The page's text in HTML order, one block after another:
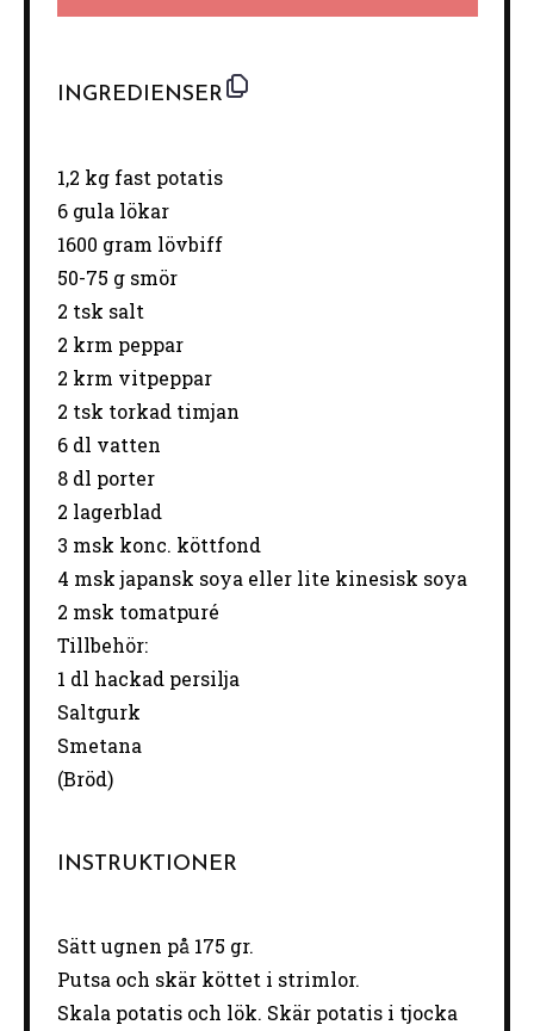
INGREDIENSER
1,2 kg fast potatis
6gula lökar
1600 gram lövbiff
50-75 g smör
2 tsk salt
2 krm peppar
2 krm vitpeppar
2 tsk torkad timjan
6dl vatten
8dl porter
2 lagerblad
3 msk konc. köttfond
4 msk japansk soya eller lite kinesisk soya
2 msk tomatpuré
Tillbehör:
1 dl hackad persilja
Saltgurk
Smetana
(Bröd)
INSTRUKTIONER
Sätt ugnen på 175 gr.
Putsa och skär köttet i strimlor.
Skala potatis och lök. Skär potatis i tjocka